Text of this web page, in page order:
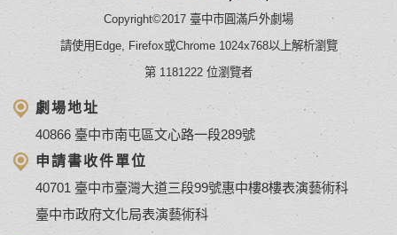
Copyright©2017 臺中市圓滿戶外劇場
請使用Edge, Firefox或Chrome 1024x768以上解析瀏覽
第 1181222 位瀏覽者
劇場地址
40866 臺中市南屯區文心路一段289號
申請書收件單位
40701 臺中市臺灣大道三段99號惠中樓8樓表演藝術科
臺中市政府文化局表演藝術科